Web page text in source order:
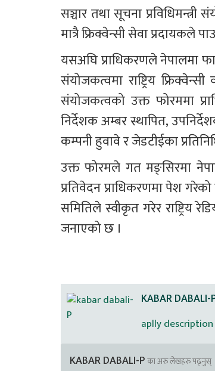
सञ्चार तथा सूचना प्रविधिमन्त्री
मात्रै फ्रिक्वेन्सी सेवा प्रदायकले
यसअघि प्राधिकरणले नेपालमा
संयोजकत्वमा राष्ट्रिय
संयोजकत्वको उक्त फोरममा
निर्देशक अम्बर स्थापित,
कम्पनी हुवावे र जेडटीईका
उक्त फोरमले गत मङ्सिरमा
प्रतिवेदन प्राधिकरणमा पेश
समितिले स्वीकृत गरेर राष्ट्रिय
जनाएको छ ।
KABAR DABALI-
aplly description
KABAR DABALI-Pका अरु लेखहरु पढ्नुस्